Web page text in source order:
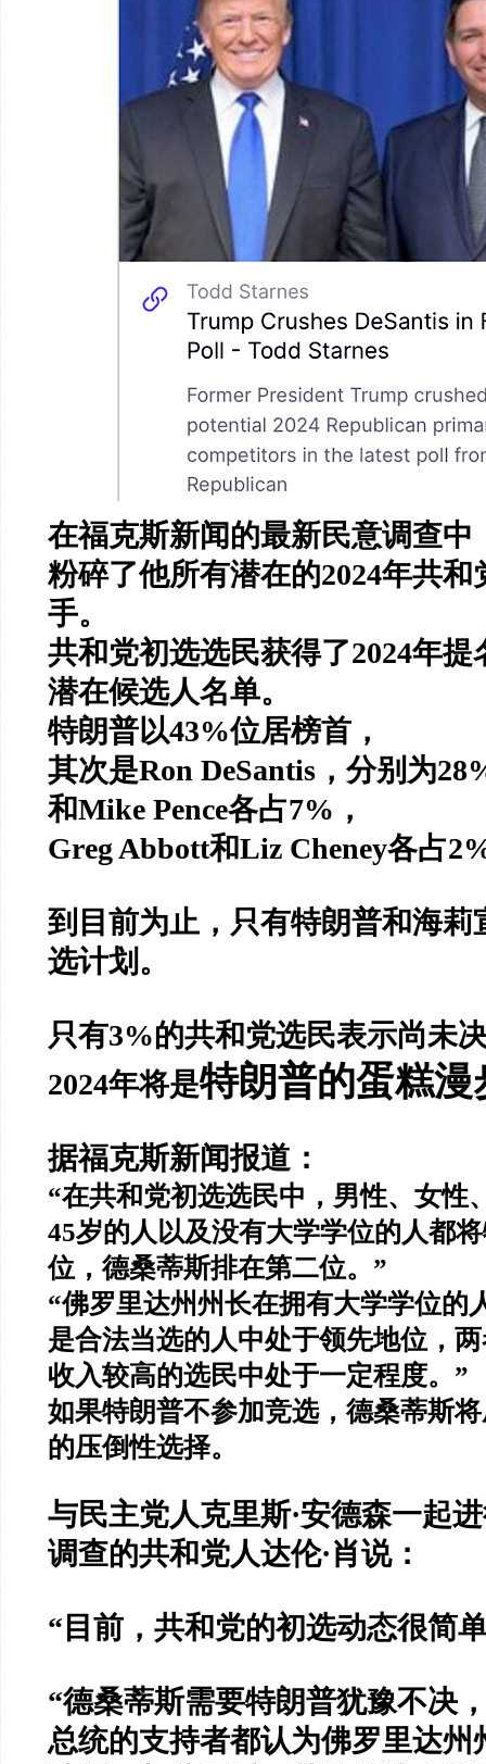
在福克斯新闻的最新民意调查中
粉碎了他所有潜在的2024年共和
手。
共和党初选选民获得了2024年提
潜在候选人名单。
特朗普以43%位居榜首，
其次是Ron DeSantis ，分别为
和Mike Pence各占7% ，
Greg Abbott和Liz Cheney各占
到目前为止，只有特朗普和海莉
选计划。
只有3%的共和党选民表示尚未
2024年将是特朗普的蛋糕漫
据福克斯新闻报道：
“在共和党初选选民中，男性、女性
45岁的人以及没有大学学位的人都
位，德桑蒂斯排在第二位。 ”
“佛罗里达州州长在拥有大学学位的
是合法当选的人中处于领先地位，
收入较高的选民中处于一定程度。 ”
如果特朗普不参加竞选，德桑蒂斯
的压倒性选择。
与民主党人克里斯·安德森一起
调查的共和党人达伦·肖说：
“ 目前，共和党的初选动态很简
“德桑蒂斯需要特朗普犹豫不决
总统的支持者都认为佛罗里达州